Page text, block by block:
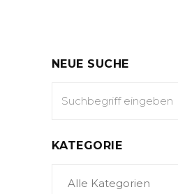
NEUE SUCHE
KATEGORIE